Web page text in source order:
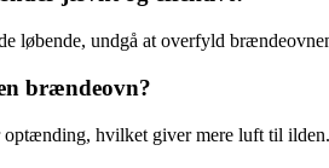
undgå at overfyld
brændeovn?
hvilket giver mere luft til